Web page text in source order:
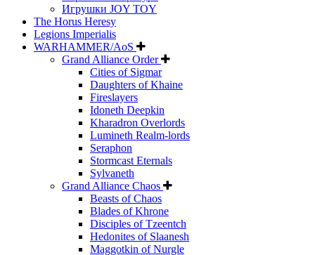
Игрушки JOY TOY
The Horus Heresy
Legions Imperialis
WARHAMMER/AoS
Grand Alliance Order
Cities of Sigmar
Daughters of Khaine
Fireslayers
Idoneth Deepkin
Kharadron Overlords
Lumineth Realm-lords
Seraphon
Stormcast Eternals
Sylvaneth
Grand Alliance Chaos
Beasts of Chaos
Blades of Khrone
Disciples of Tzeentch
Hedonites of Slaanesh
Maggotkin of Nurgle